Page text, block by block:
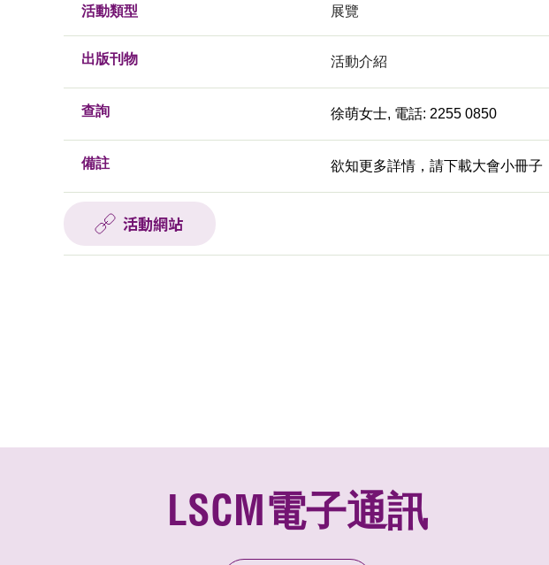
活動類型 展覽
出版刊物 活動介紹
查詢 徐萌女士, 電話: 2255 0850
備註 欲知更多詳情，請下載大會小冊子
活動網站
LSCM電子通訊